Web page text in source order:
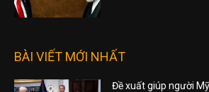
BÀI VIẾT MỚI NHẤT
Đề xuất giúp người